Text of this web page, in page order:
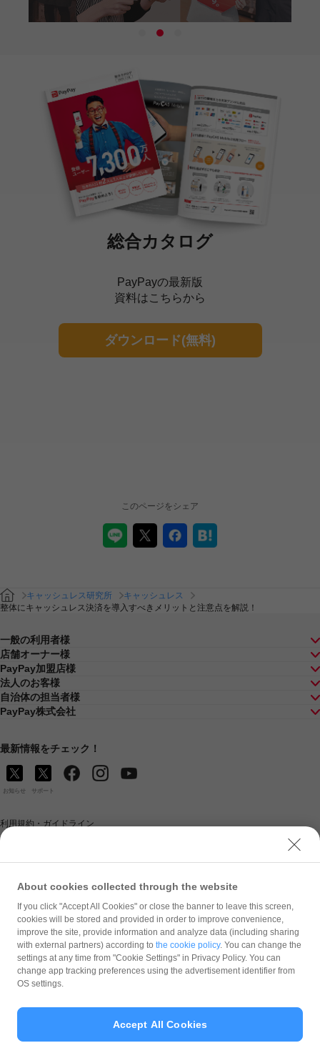
2
総合カタログ
PayPayの最新版
資料はこちらから
ダウンロード(無料)
このページをシェア
キャッシュレス研究所
キャッシュレス
整体にキャッシュレス決済を導入すべきメリットと注意点を解説！
一般の利用者様
店舗オーナー様
PayPay加盟店様
法人のお客様
自治体の担当者様
PayPay株式会社
最新情報をチェック！
お知らせ サポート
利用規約・ガイドライン
ソフトバンク人権ポリシー
PayPay Code of Ethics & Business Conduct
プライバシーポリシー
ユーザープライバシーについて
ユーザーセキュリティについて
ウェブサイト利用規約
反社会的勢力に対する方針
カスタマーハラスメントに関する当社の考え方
About cookies collected through the website
If you click "Accept All Cookies" or close the banner to leave this screen,
cookies will be stored and provided in order to improve convenience,
improve the site, provide information and analyze data (including sharing
with external partners) according to the cookie policy. You can change the
settings at any time from "Cookie Settings" in Privacy Policy. You can
change app tracking preferences using the advertisement identifier from
OS settings.
Accept All Cookies